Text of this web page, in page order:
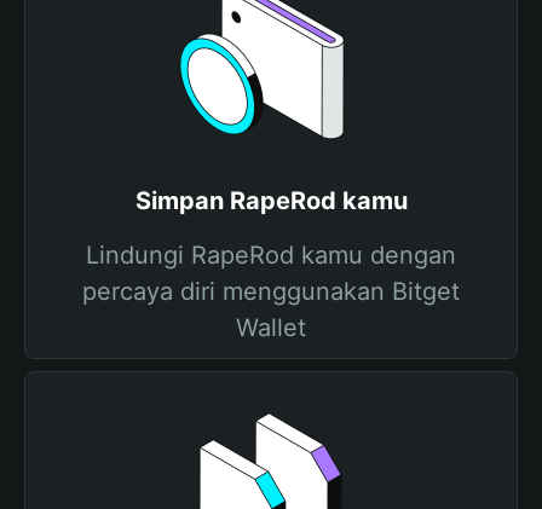
Simpan RapeRod kamu
Lindungi RapeRod kamu dengan
percaya diri menggunakan Bitget
Wallet